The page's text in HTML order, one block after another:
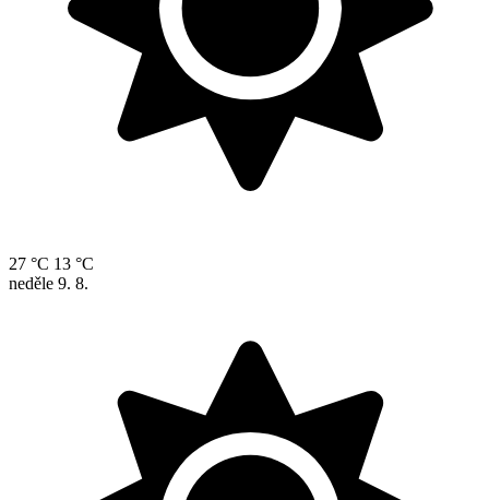
27 °C 13 °C
neděle 9. 8.